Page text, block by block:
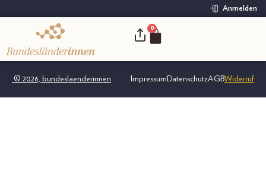
Anmelden
0
© 2026, bundeslaenderinnen Impressum DatenschutzAGBWiderruf